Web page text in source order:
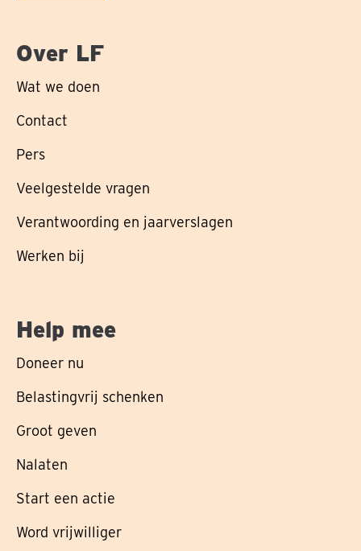
Over LF
Wat we doen
Contact
Pers
Veelgestelde vragen
Verantwoording en jaarverslagen
Werken bij
Help mee
Doneer nu
Belastingvrij schenken
Groot geven
Nalaten
Start een actie
Word vrijwilliger